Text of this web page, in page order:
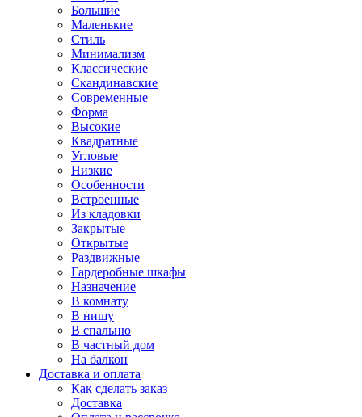
Большие
Маленькие
Стиль
Минимализм
Классические
Скандинавские
Современные
Форма
Высокие
Квадратные
Угловые
Низкие
Особенности
Встроенные
Из кладовки
Закрытые
Открытые
Раздвижные
Гардеробные шкафы
Назначение
В комнату
В нишу
В спальню
В частный дом
На балкон
Доставка и оплата
Как сделать заказ
Доставка